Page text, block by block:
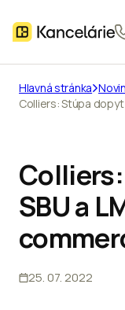
Hlavná stránka
Colliers: Stúpa
SBU a
25. 07. 2022